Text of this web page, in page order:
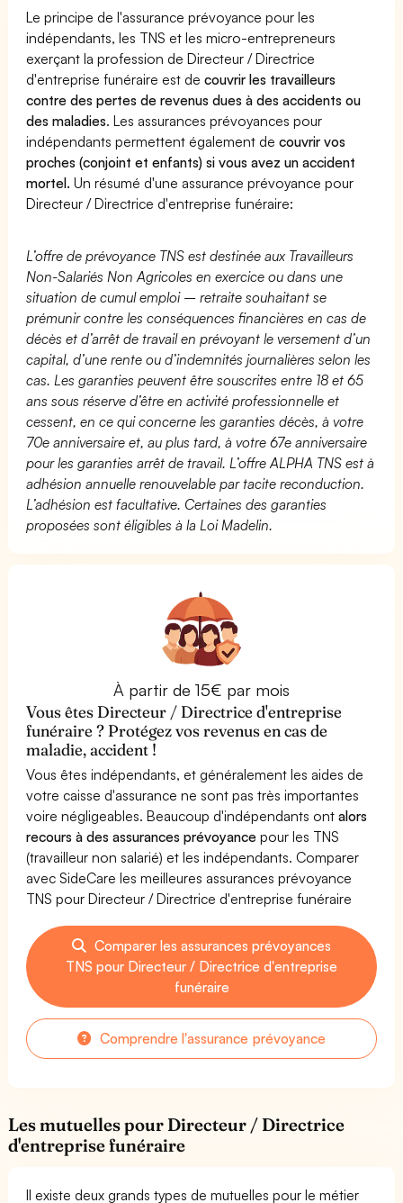
Le principe de l'assurance prévoyance pour les
indépendants, les TNS et les micro-entrepreneurs
exerçant la profession de Directeur / Directrice
d'entreprise funéraire est decouvrir les travailleurs
contre des pertes de revenus dues à des accidents ou
des maladies. Les assurances prévoyances pour
indépendants permettent également decouvrir vos
proches (conjoint et enfants) si vous avez un accident
mortel. Un résumé d'une assurance prévoyance pour
Directeur / Directrice d'entreprise funéraire:
L’offre de prévoyance TNS est destinée aux Travailleurs
Non-Salariés Non Agricoles en exercice ou dans une
situation de cumul emploi – retraite souhaitant se
prémunir contre les conséquences financières en cas de
décès et d’arrêt de travail en prévoyant le versement d’un
capital, d’une rente ou d’indemnités journalières selon les
cas. Les garanties peuvent être souscrites entre 18 et 65
ans sous réserve d’être en activité professionnelle et
cessent, en ce qui concerne les garanties décès, à votre
70e anniversaire et, au plus tard, à votre 67e anniversaire
pour les garanties arrêt de travail. L’offre ALPHA TNS est à
adhésion annuelle renouvelable par tacite reconduction.
L’adhésion est facultative. Certaines des garanties
proposées sont éligibles à la Loi Madelin.
À partir de 15€ par mois
Vous êtes Directeur / Directrice d'entreprise
funéraire ? Protégez vos revenus en cas de
maladie, accident !
Vous êtes indépendants, et généralement les aides de
votre caisse d'assurance ne sont pas très importantes
voire négligeables. Beaucoup d'indépendants ontalors
recours à des assurances prévoyance pour les TNS
(travailleur non salarié) et les indépendants. Comparer
avec SideCare les meilleures assurances prévoyance
TNS pour Directeur / Directrice d'entreprise funéraire
Comparer les assurances prévoyances
TNS pour Directeur / Directrice d'entreprise
funéraire
Comprendre l'assurance prévoyance
Les mutuelles pour Directeur / Directrice
d'entreprise funéraire
Il existe deux grands types de mutuelles pour le métier